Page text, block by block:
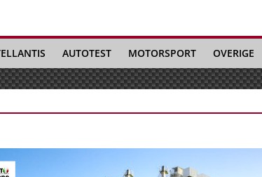
AUTOTEST MOTORSPORT OVERIGE